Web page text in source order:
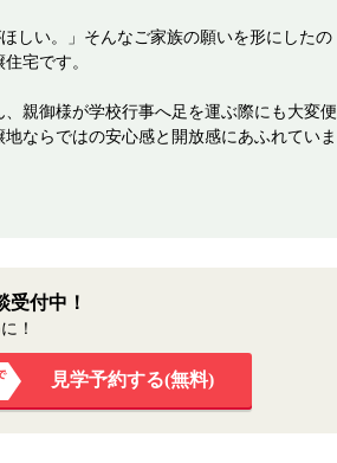
しい。」そんなご家族の願いを形にしたの
宅です。
親御様が学校行事へ足を運ぶ際にも大変便
ならではの安心感と開放感にあふれていま
受付中！
！
見学予約する(無料)